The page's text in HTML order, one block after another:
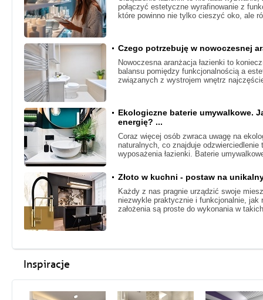
połączyć estetyczne wyrafinowanie z
które powinno nie tylko cieszyć oko, ale
Czego potrzebuję w nowoczesnej
Nowoczesna aranżacja łazienki to
balansu pomiędzy funkcjonalnością a
związanych z wystrojem wnętrz
Ekologiczne baterie umywalkowe.
energię? ...
Coraz więcej osób zwraca uwagę na
naturalnych, co znajduje
wyposażenia łazienki. Baterie
Złoto w kuchni - postaw na
Każdy z nas pragnie urządzić swoje
niezwykle praktycznie i funkcjonalnie, jak
założenia są proste do wykonania w
Inspiracje